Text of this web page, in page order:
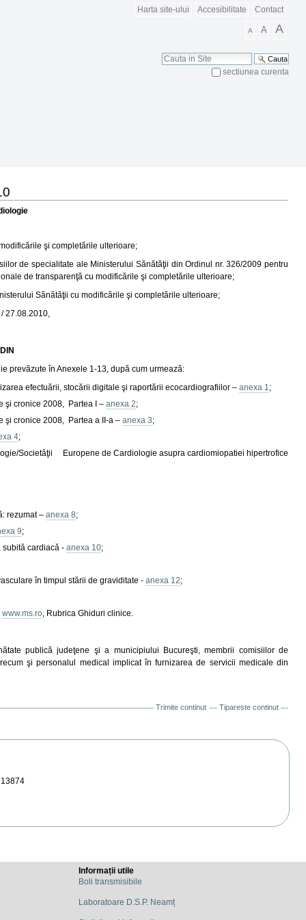
Harta site-ului Accesibilitate Contact
A A A
Cauta
sectiunea curenta
şi completările ulterioare;
de specialitate ale Ministerului Sănătăţii din Ordinul nr. 326/2009 pentru
de transparenţă cu modificările şi completările ulterioare;
Sănătăţii cu modificările şi completările ulterioare;
27.08.2010,
prevăzute în Anexele 1-13, după cum urmează:
efectuării, stocării digitale şi raportării ecocardiografiilor – anexa 1 ;
şi cronice 2008, Partea I – anexa 2;
şi cronice 2008, Partea a II-a – anexa 3;
4;
Societǎţii Europene de Cardiologie asupra cardiomiopatiei hipertrofice
rezumat – anexa 8;
9;
cardiacǎ - anexa 10;
în timpul stării de graviditate - anexa 12;
www.ms.ro , Rubrica Ghiduri clinice.
publică judeţene şi a municipiului Bucureşti, membrii comisiilor de
şi personalul medical implicat în furnizarea de servicii medicale din
Trimite continut Tipareste continut
Informații utile
Boli transmisibile
Laboratoare D.S.P. Neamț